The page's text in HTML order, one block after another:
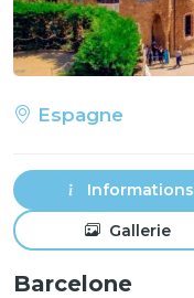
Espagne
Informations
Gallerie
Barcelone